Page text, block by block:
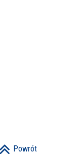
Powrót